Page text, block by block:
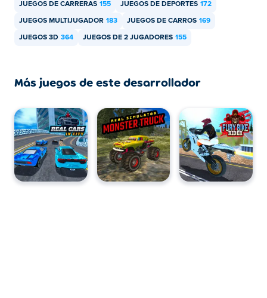
JUEGOS DE CARRERAS 155 JUEGOS DE DEPORTES 172
JUEGOS MULTIJUGADOR 183 JUEGOS DE CARROS 169
JUEGOS 3D 364 JUEGOS DE 2 JUGADORES 155
Más juegos de este desarrollador